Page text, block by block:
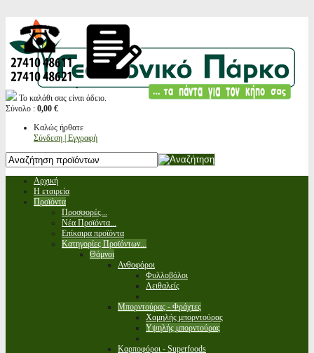
Το καλάθι σας είναι άδειο.
Σύνολο : 0,00 €
Καλώς ήρθατε
Σύνδεση | Εγγραφή
Αρχική
Η εταιρεία
Προϊόντα
Προσφορές...
Νέα Προϊόντα...
Επίκαιρα προϊόντα
Κατηγορίες Προϊόντων...
Θάμνοι
Ανθοφόροι
Φυλλοβόλοι
Αειθαλείς
Μπορντούρας - Φράχτες
Χαμηλής μπορντούρας
Υψηλής μπορντούρας
Καρποφόροι - Superfoods